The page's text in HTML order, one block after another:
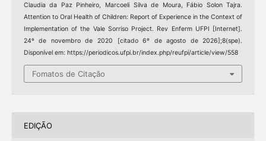
Claudia da Paz Pinheiro, Marcoeli Silva de Moura, Fábio Solon Tajra.
Attention to Oral Health of Children: Report of Experience in the Context of
Implementation of the Vale Sorriso Project. Rev Enferm UFPI [Internet].
24º de novembro de 2020 [citado 6º de agosto de 2026];8(spe).
Disponível em: https://periodicos.ufpi.br/index.php/reufpi/article/view/558
Fomatos de Citação
EDIÇÃO